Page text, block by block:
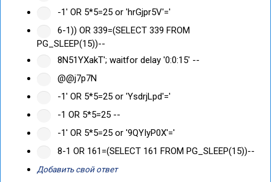
-1' OR 5*5=25 or 'hrGjpr5V'='
6-1)) OR 339=(SELECT 339 FROM
PG_SLEEP(15))--
8N51YXakT'; waitfor delay '0:0:15' --
@@j7p7N
-1' OR 5*5=25 or 'YsdrjLpd'='
-1 OR 5*5=25 --
-1' OR 5*5=25 or '9QYIyP0X'='
8-1 OR 161=(SELECT 161 FROM PG_SLEEP(15))--
Добавить свой ответ